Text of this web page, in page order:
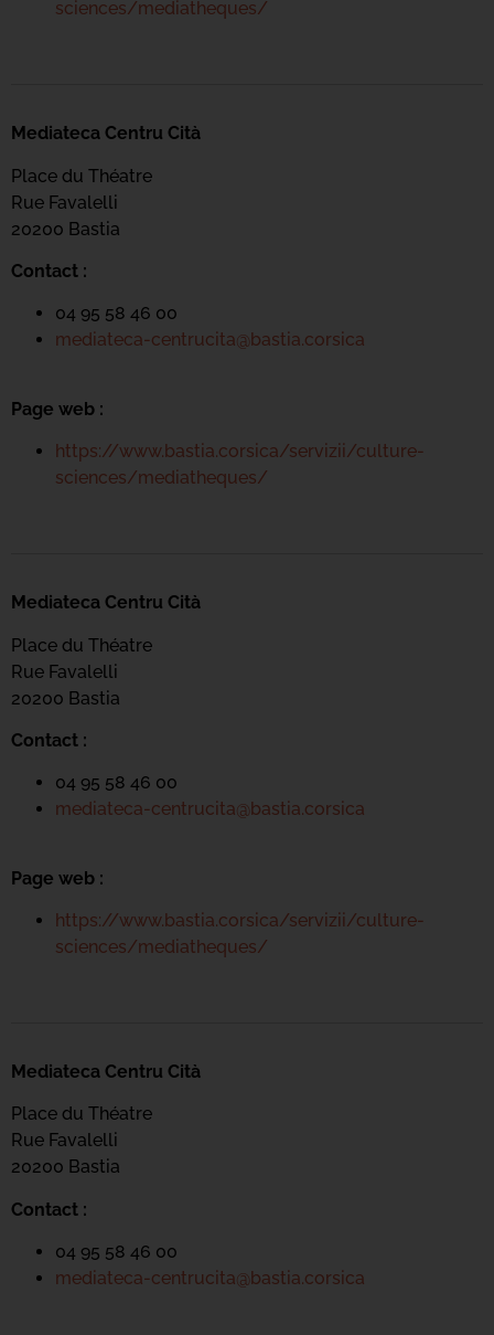
sciences/mediatheques/
Mediateca Centru Cità
Place du Théatre
Rue Favalelli
20200 Bastia
Contact :
04 95 58 46 00
mediateca-centrucita@bastia.corsica
Page web :
https://www.bastia.corsica/servizii/culture-
sciences/mediatheques/
Mediateca Centru Cità
Place du Théatre
Rue Favalelli
20200 Bastia
Contact :
04 95 58 46 00
mediateca-centrucita@bastia.corsica
Page web :
https://www.bastia.corsica/servizii/culture-
sciences/mediatheques/
Mediateca Centru Cità
Place du Théatre
Rue Favalelli
20200 Bastia
Contact :
04 95 58 46 00
mediateca-centrucita@bastia.corsica